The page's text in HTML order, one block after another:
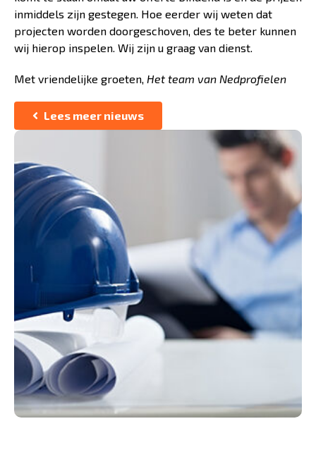
inmiddels zijn gestegen. Hoe eerder wij weten dat
projecten worden doorgeschoven, des te beter kunnen
wij hierop inspelen. Wij zijn u graag van dienst.
Met vriendelijke groeten, Het team van Nedprofielen
Lees meer nieuws